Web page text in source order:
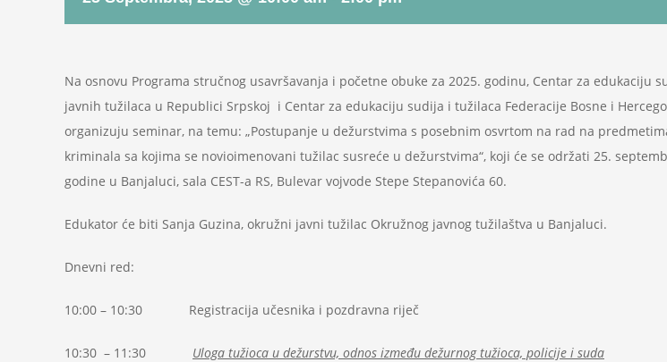
Na osnovu Programa stručnog usavršavanja i početne obuke za 2025. godinu, Centar za edukaciju
javnih tužilaca u Republici Srpskoj i Centar za edukaciju sudija i tužilaca Federacije Bosne i
organizuju seminar, na temu: „Postupanje u dežurstvima s posebnim osvrtom na rad na
kriminala sa kojima se novioimenovani tužilac susreće u dežurstvima“, koji će se održati 25.
godine u Banjaluci, sala CEST-a RS, Bulevar vojvode Stepe Stepanovića 60.
Edukator će biti Sanja Guzina, okružni javni tužilac Okružnog javnog tužilaštva u Banjaluci.
Dnevni red:
10:00 – 10:30 Registracija učesnika i pozdravna riječ
10:30 – 11:30 Uloga tužioca u dežurstvu, odnos između dežurnog tužioca, policije i suda